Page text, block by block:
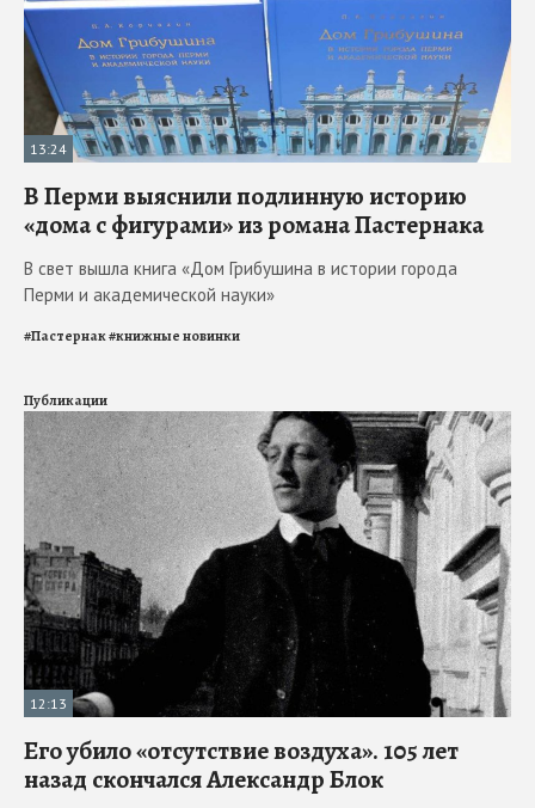
13:24
В Перми выяснили подлинную историю
«дома с фигурами» из романа Пастернака
В свет вышла книга «Дом Грибушина в истории города
Перми и академической науки»
#Пастернак#книжные новинки
Публикации
12:13
Его убило «отсутствие воздуха». 105 лет
назад скончался Александр Блок